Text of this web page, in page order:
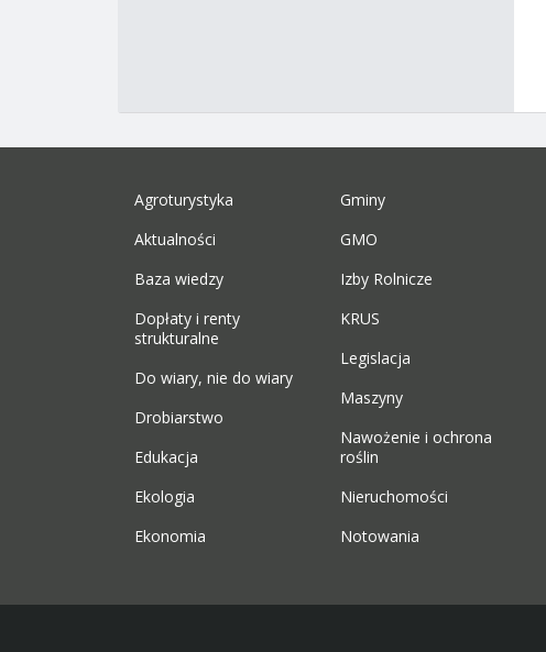
Agroturystyka
Aktualności
Baza wiedzy
Dopłaty i renty
strukturalne
Do wiary, nie do wiary
Drobiarstwo
Edukacja
Ekologia
Ekonomia
Gminy
GMO
Izby Rolnicze
KRUS
Legislacja
Maszyny
Nawożenie i ochrona
roślin
Nieruchomości
Notowania